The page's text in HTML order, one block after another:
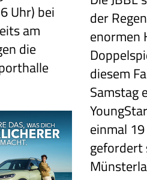
Uhr) bei
am
die
der
enormen
diesem
Samstag
einmal
gefordert